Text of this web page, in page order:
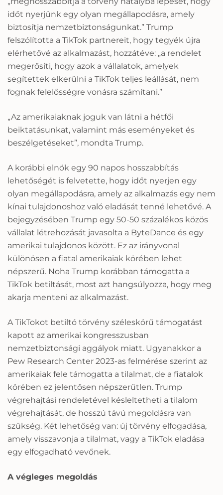
időt nyerjünk egy olyan megállapodásra, amely
biztosítja nemzetbiztonságunkat.” Trump
felszólította a TikTok partnereit, hogy tegyék újra
elérhetővé az alkalmazást, hozzátéve: „a rendelet
megerősíti, hogy azok a vállalatok, amelyek
segítettek elkerülni a TikTok teljes leállását, nem
fognak felelősségre vonásra számítani.”
„Az amerikaiaknak joguk van látni a hétfői
beiktatásunkat, valamint más eseményeket és
beszélgetéseket”, mondta Trump.
A korábbi elnök egy 90 napos hosszabbítás
lehetőségét is felvetette, hogy időt nyerjen egy
olyan megállapodásra, amely az alkalmazás egy nem
kínai tulajdonoshoz való eladását tenné lehetővé. A
bejegyzésében Trump egy 50-50 százalékos közös
vállalat létrehozását javasolta a ByteDance és egy
amerikai tulajdonos között. Ez az irányvonal
különösen a fiatal amerikaiak körében lehet
népszerű. Noha Trump korábban támogatta a
TikTok betiltását, most azt hangsúlyozza, hogy meg
akarja menteni az alkalmazást.
A TikTokot betiltó törvény széleskörű támogatást
kapott az amerikai kongresszusban
nemzetbiztonsági aggályok miatt. Ugyanakkor a
Pew Research Center 2023-as felmérése szerint az
amerikaiak fele támogatta a tilalmat, de a fiatalok
körében ez jelentősen népszerűtlen. Trump
végrehajtási rendeletével késleltetheti a tilalom
végrehajtását, de hosszú távú megoldásra van
szükség. Két lehetőség van: új törvény elfogadása,
amely visszavonja a tilalmat, vagy a TikTok eladása
egy elfogadható vevőnek.
A végleges megoldás